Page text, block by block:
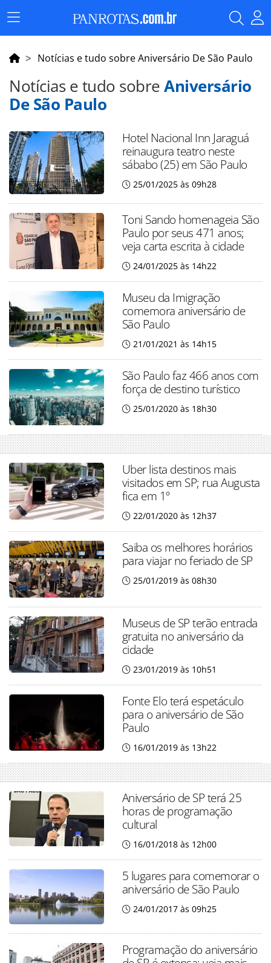
Menu
Principal
Notícias e tudo sobre Aniversário De São Paulo
Notícias e tudo sobreAniversário
De São Paulo
Hotel Nacional Inn Jaraguá
reinaugura teatro neste
sábabo (25) em São Paulo
25/01/2025 às 09h28
Toni Sando homenageia São
Paulo por seus 471 anos;
veja carta escrita à cidade
24/01/2025 às 14h22
Museu da Imigração
comemora aniversário de
São Paulo
21/01/2021 às 14h15
São Paulo faz 466 anos com
força de destino turístico
25/01/2020 às 18h30
Uber lista destinos mais
visitados em SP; rua Augusta
fica em 1º
22/01/2020 às 12h37
Saiba os melhores horários
para viajar no feriado de SP
25/01/2019 às 08h30
Museus de SP terão entrada
gratuita no aniversário da
cidade
23/01/2019 às 10h51
Fonte Elo terá espetáculo
para o aniversário de São
Paulo
16/01/2019 às 13h22
Aniversário de SP terá 25
horas de programação
cultural
16/01/2018 às 12h00
5 lugares para comemorar o
aniversário de São Paulo
24/01/2017 às 09h25
Programação do aniversário